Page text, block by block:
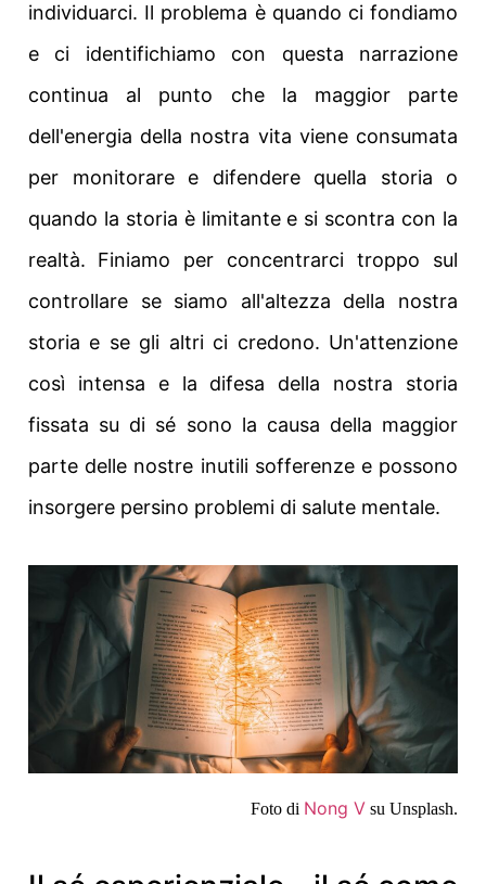
individuarci. Il problema è quando ci fondiamo
e ci identifichiamo con questa narrazione
continua al punto che la maggior parte
dell'energia della nostra vita viene consumata
per monitorare e difendere quella storia o
quando la storia è limitante e si scontra con la
realtà. Finiamo per concentrarci troppo sul
controllare se siamo all'altezza della nostra
storia e se gli altri ci credono. Un'attenzione
così intensa e la difesa della nostra storia
fissata su di sé sono la causa della maggior
parte delle nostre inutili sofferenze e possono
insorgere persino problemi di salute mentale.
Foto di Nong V su Unsplash.